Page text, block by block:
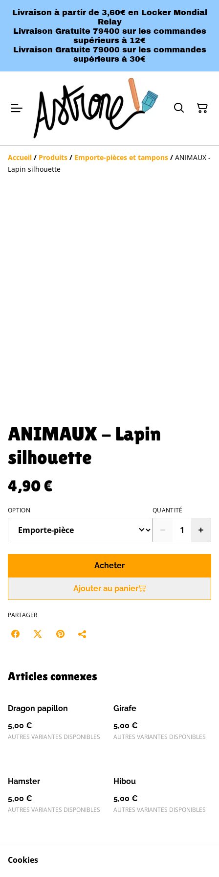
Livraison à partir de 3,60€ en Locker Mondial
Relay
Livraison Gratuite 79400 sur les commandes
supérieurs à 12€
Livraison Gratuite 79000 sur les commandes
supérieurs à 30€
Accueil / Produits / Emporte-pièces et tampons / ANIMAUX -
Lapin silhouette
ANIMAUX - Lapin
silhouette
4,90 €
OPTION QUANTITÉ
Acheter
Ajouter au panier
PARTAGER
Articles connexes
Dragon papillon
5,00 €
AUTRES VARIANTES DISPONIBLES
Girafe
5,00 €
AUTRES VARIANTES DISPONIBLES
Hamster
5,00 €
AUTRES VARIANTES DISPONIBLES
Hibou
5,00 €
AUTRES VARIANTES DISPONIBLES
Cookies